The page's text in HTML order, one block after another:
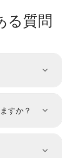
る質問
すか？